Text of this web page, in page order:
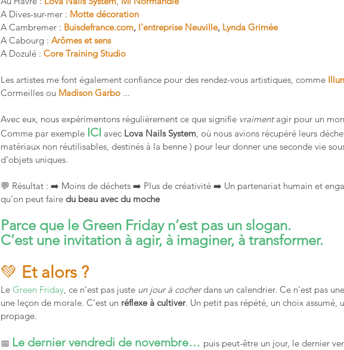
A Dives-sur-mer : Motte décoration
A Cambremer : Buisdefrance.com, l'entreprise Neuville, Lynda Grimée
A Cabourg : Arômes et sens
A Dozulé : Core Training Studio
Les artistes me font également confiance pour des rendez-vous artistiques, comme
Cormeilles ou Madison Garbo ...
Avec eux, nous expérimentons régulièrement ce que signifie vraiment agir pour un
Comme par exemple ICI avec Lova Nails System, où nous avions récupéré leurs
matériaux non réutilisables, destinés à la benne ) pour leur donner une seconde vie
d’objets uniques.
💬 Résultat : ➡️ Moins de déchets ➡️ Plus de créativité ➡️ Un partenariat humain et
qu’on peut faire du beau avec du moche
Parce que le Green Friday n’est pas un slogan.
C’est une invitation à agir, à imaginer, à transformer.
💚 Et alors ?
Le Green Friday, ce n’est pas juste un jour à cocher dans un calendrier. Ce n'est pas
une leçon de morale. C’est un réflexe à cultiver. Un petit pas répété, un choix assumé,
propage.
📅 Le dernier vendredi de novembre… puis peut-être un jour, le dernier